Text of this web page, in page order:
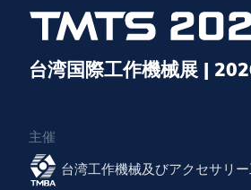
台湾国際工作機械展 |
主催
台湾工作機械及びアクセサリ